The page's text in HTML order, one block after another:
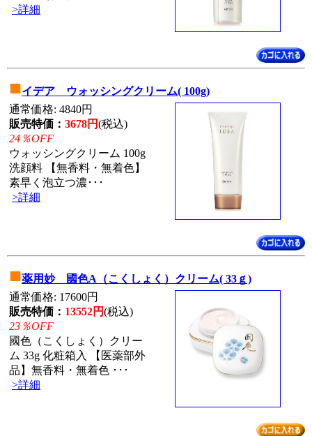
>詳細
■イデア ウォッシングクリーム( 100g)
通常価格: 4840円
販売特価： 3678円(税込)
24％OFF
ウォッシングクリーム 100g
洗顔料 【無香料・無着色】
素早く泡立つ濃･･･
>詳細
■薬用妙 國色A（こくしょく）クリーム( 33ｇ)
通常価格: 17600円
販売特価： 13552円(税込)
23％OFF
國色（こくしょく）クリー
ム 33g 化粧箱入 【医薬部外
品】無香料・無着色 ･･･
>詳細